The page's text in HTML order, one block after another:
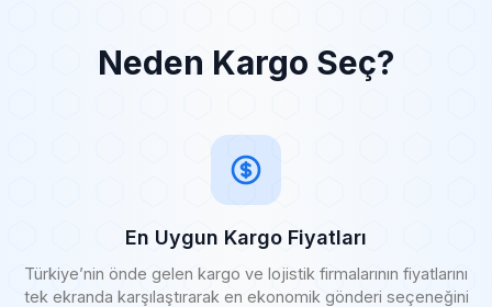
Neden Kargo Seç?
En Uygun Kargo Fiyatları
Türkiye’nin önde gelen kargo ve lojistik firmalarının fiyatlarını
tek ekranda karşılaştırarak en ekonomik gönderi seçeneğini